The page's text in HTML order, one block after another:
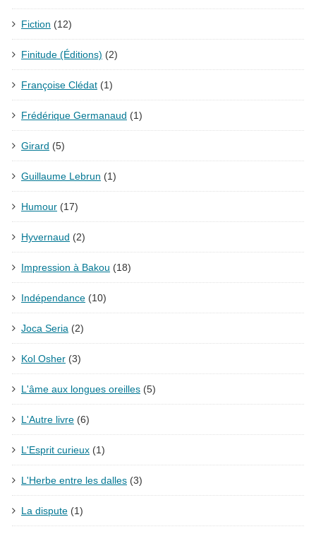
Fiction (12)
Finitude (Éditions) (2)
Françoise Clédat (1)
Frédérique Germanaud (1)
Girard (5)
Guillaume Lebrun (1)
Humour (17)
Hyvernaud (2)
Impression à Bakou (18)
Indépendance (10)
Joca Seria (2)
Kol Osher (3)
L'âme aux longues oreilles (5)
L'Autre livre (6)
L'Esprit curieux (1)
L'Herbe entre les dalles (3)
La dispute (1)